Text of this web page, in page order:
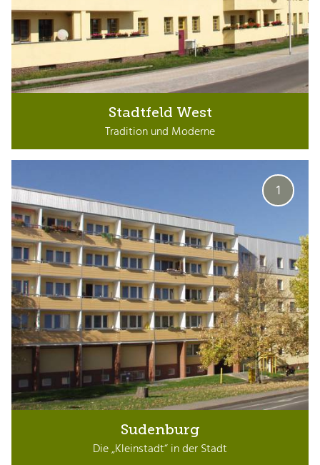
Stadtfeld West
Tradition und Moderne
1
Sudenburg
Die „Kleinstadt“ in der Stadt